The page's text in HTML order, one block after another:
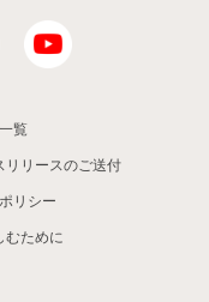
覧
リリースのご送付
リシー
むために